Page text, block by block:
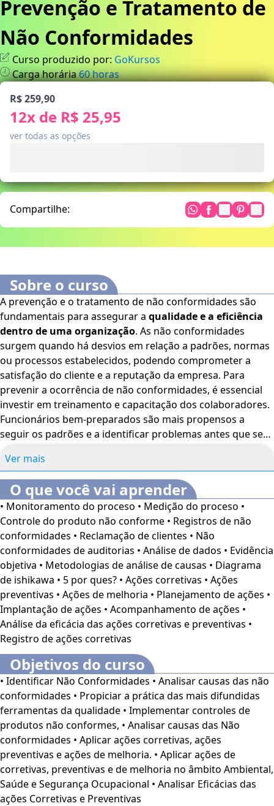
Prevenção e Tratamento de
Não Conformidades
Curso produzido por: GoKursos
Carga horária60horas
R$ 259,90
12x de R$ 25,95
ver todas as opções
Compartilhe:
Sobre o curso
A prevenção e o tratamento de não conformidades são
fundamentais para assegurar a qualidade e a eficiência
dentro de uma organização. As não conformidades
surgem quando há desvios em relação a padrões, normas
ou processos estabelecidos, podendo comprometer a
satisfação do cliente e a reputação da empresa. Para
prevenir a ocorrência de não conformidades, é essencial
investir em treinamento e capacitação dos colaboradores.
Funcionários bem-preparados são mais propensos a
seguir os padrões e a identificar problemas antes que se
riscos é uma prática eficaz para identificar áreas
vulneráveis onde podem ocorrer falhas. Essa abordagem
proativa permite que a organização implemente medidas
corretivas antes que os problemas se manifestem. A
padronização de processos, por sua vez, contribui para
reduzir a variabilidade nas operações, aumentando a
previsibilidade e diminuindo a probabilidade de erros. As
auditorias internas também desempenham um papel
importante, uma vez que permitem a identificação de não
conformidades de maneira sistemática, possibilitando
ajustes oportunos. Assim, a combinação de estratégias
preventivas e de um tratamento eficaz para não
conformidades é vital para a melhoria contínua dos
processos e para a manutenção da qualidade nos serviços
ou produtos oferecidos. Com isso, as organizações
conseguem não apenas mitigar riscos, mas também
construir uma cultura de excelência e confiança, que se
reflete nasatisfação dos clientes e na competitividade
no mercado. Este curso se destina aos alunos e
Profissionais da área de Segurança do Trabalho, assim
como o Público em geral interessado pelo tema.O
conteúdo do curso ficará disponível por até 120 dias após
a compra.
Ver mais
O que você vai aprender
• Monitoramento do proceso • Medição do proceso •
Controle do produto não conforme • Registros de não
conformidades • Reclamação de clientes • Não
conformidades de auditorias • Análise de dados • Evidência
objetiva • Metodologias de análise de causas • Diagrama
de ishikawa • 5 por ques? • Ações corretivas • Ações
preventivas • Ações de melhoria • Planejamento de ações •
Implantação de ações • Acompanhamento de ações •
Análise da eficácia das ações corretivas e preventivas •
Registro de ações corretivas
Objetivos do curso
• Identificar Não Conformidades • Analisar causas das não
conformidades • Propiciar a prática das mais difundidas
ferramentas da qualidade • Implementar controles de
produtos não conformes, • Analisar causas das Não
conformidades • Aplicar ações corretivas, ações
preventivas e ações de melhoria. • Aplicar ações de
corretivas, preventivas e de melhoria no âmbito Ambiental,
Saúde e Segurança Ocupacional • Analisar Eficácias das
ações Corretivas e Preventivas